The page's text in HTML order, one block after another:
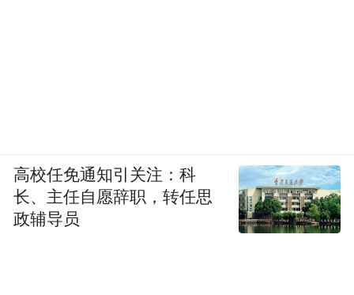
高校任免通知引关注：科
长、主任自愿辞职，转任思
政辅导员